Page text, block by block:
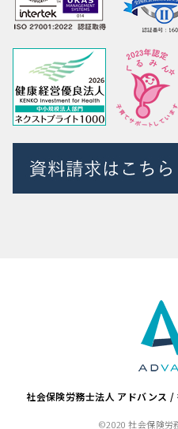
社会保険労務士法人 アドバンス
©2020 社会保険労